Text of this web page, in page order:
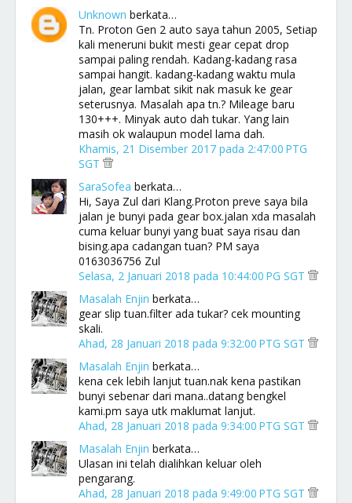
Unknown berkata…
Tn. Proton Gen 2 auto saya tahun 2005, Setiap
kali meneruni bukit mesti gear cepat drop
sampai paling rendah. Kadang-kadang rasa
sampai hangit. kadang-kadang waktu mula
jalan, gear lambat sikit nak masuk ke gear
seterusnya. Masalah apa tn.? Mileage baru
130+++. Minyak auto dah tukar. Yang lain
masih ok walaupun model lama dah.
Khamis, 21 Disember 2017 pada 2:47:00 PTG
SGT
SaraSofea berkata…
Hi, Saya Zul dari Klang.Proton preve saya bila
jalan je bunyi pada gear box.jalan xda masalah
cuma keluar bunyi yang buat saya risau dan
bising.apa cadangan tuan? PM saya
0163036756 Zul
Selasa, 2 Januari 2018 pada 10:44:00 PG SGT
Masalah Enjin berkata…
gear slip tuan.filter ada tukar? cek mounting
skali.
Ahad, 28 Januari 2018 pada 9:32:00 PTG SGT
Masalah Enjin berkata…
kena cek lebih lanjut tuan.nak kena pastikan
bunyi sebenar dari mana..datang bengkel
kami.pm saya utk maklumat lanjut.
Ahad, 28 Januari 2018 pada 9:34:00 PTG SGT
Masalah Enjin berkata…
Ulasan ini telah dialihkan keluar oleh
pengarang.
Ahad, 28 Januari 2018 pada 9:49:00 PTG SGT